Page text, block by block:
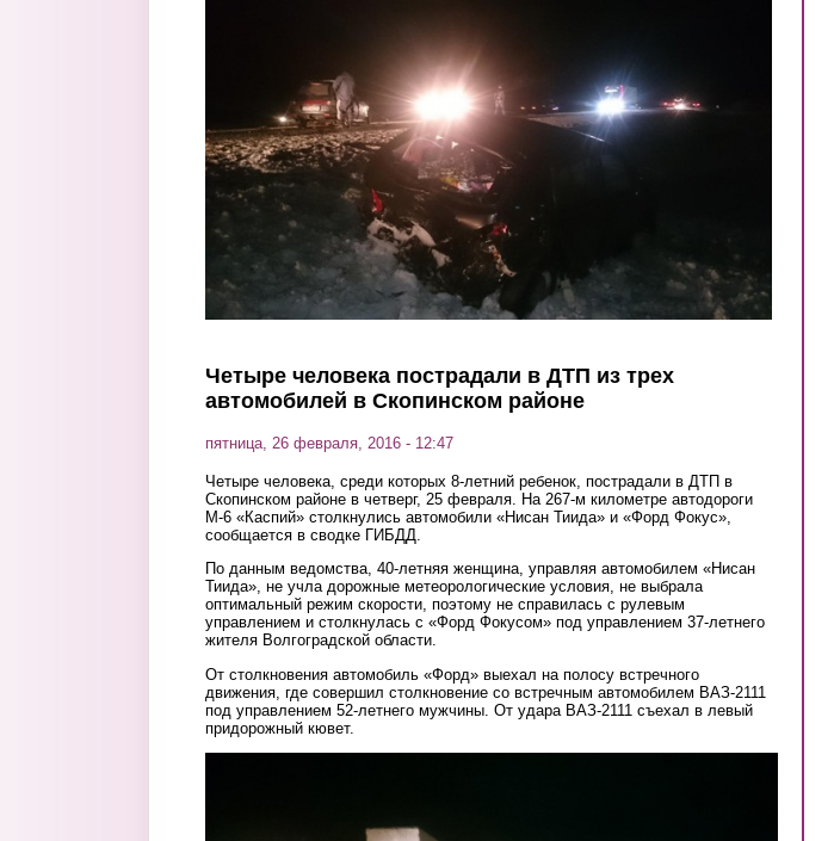
Четыре человека пострадали в ДТП из трех
автомобилей в Скопинском районе
пятница, 26 февраля, 2016 - 12:47
Четыре человека, среди которых 8-летний ребенок, пострадали в ДТП в
Скопинском районе в четверг, 25 февраля. На267-м километре автодороги
М-6 «Каспий» столкнулись автомобили «Нисан Тиида» и «Форд Фокус»,
сообщается в сводке ГИБДД.
По данным ведомства, 40-летняя женщина, управляя автомобилем «Нисан
Тиида», не учла дорожные метеорологические условия, не выбрала
оптимальный режим скорости, поэтому не справилась с рулевым
управлением и столкнулась с «Форд Фокусом» под управлением 37-летнего
жителя Волгоградской области.
От столкновения автомобиль «Форд» выехал на полосу встречного
движения, где совершил столкновение со встречным автомобилем ВАЗ-2111
под управлением 52-летнего мужчины. От удара ВАЗ-2111 съехал в левый
придорожный кювет.